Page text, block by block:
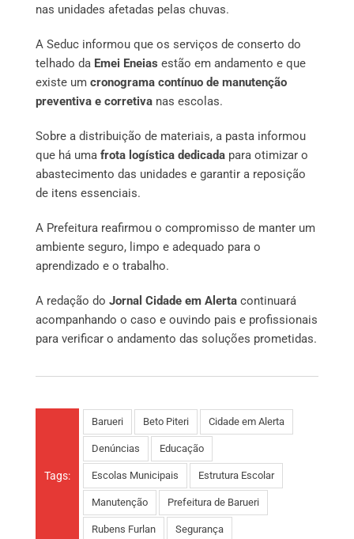
nas unidades afetadas pelas chuvas.
A Seduc informou que os serviços de conserto do
telhado da Emei Eneias estão em andamento e que
existe um cronograma contínuo de manutenção
preventiva e corretiva nas escolas.
Sobre a distribuição de materiais, a pasta informou
que há uma frota logística dedicada para otimizar o
abastecimento das unidades e garantir a reposição
de itens essenciais.
A Prefeitura reafirmou o compromisso de manter um
ambiente seguro, limpo e adequado para o
aprendizado e o trabalho.
A redação do Jornal Cidade em Alerta continuará
acompanhando o caso e ouvindo pais e profissionais
para verificar o andamento das soluções prometidas.
Tags:
Barueri Beto Piteri Cidade em Alerta
Denúncias Educação
Escolas Municipais Estrutura Escolar
Manutenção Prefeitura de Barueri
Rubens Furlan Segurança